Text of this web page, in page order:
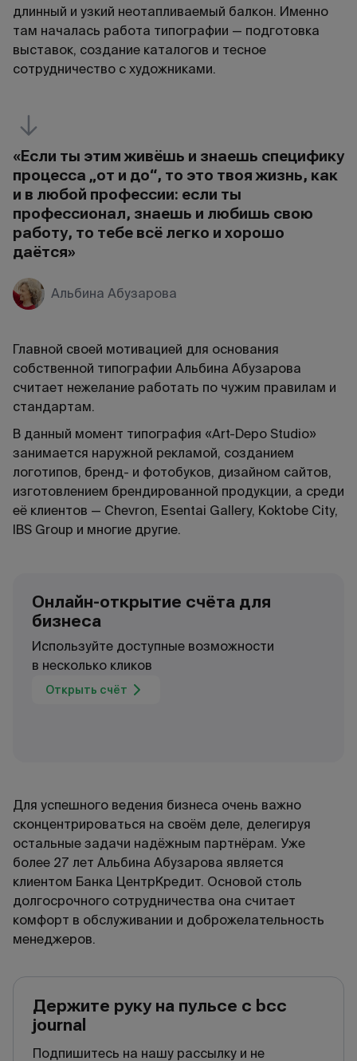
длинный и узкий неотапливаемый балкон. Именно
там началась работа типографии — подготовка
выставок, создание каталогов и тесное
сотрудничество с художниками.
«Если ты этим живёшь и знаешь специфику
процесса „от и до“, то это твоя жизнь, как
и в любой профессии: если ты
профессионал, знаешь и любишь свою
работу, то тебе всё легко и хорошо
даётся»
Альбина Абузарова
Главной своей мотивацией для основания
собственной типографии Альбина Абузарова
считает нежелание работать по чужим правилам и
стандартам.
В данный момент типография «Art-Depo Studio»
занимается наружной рекламой, созданием
логотипов, бренд- и фотобуков, дизайном сайтов,
изготовлением брендированной продукции, а среди
её клиентов — Chevron, Esentai Gallery, Koktobe City,
IBS Group и многие другие.
Онлайн-открытие счёта для
бизнеса
Используйте доступные возможности
в несколько кликов
Открыть счёт
Для успешного ведения бизнеса очень важно
сконцентрироваться на своём деле, делегируя
остальные задачи надёжным партнёрам. Уже
более 27 лет Альбина Абузарова является
клиентом Банка ЦентрКредит. Основой столь
долгосрочного сотрудничества она считает
комфорт в обслуживании и доброжелательность
менеджеров.
Держите руку на пульсе с bcc
journal
Подпишитесь на нашу рассылку и не